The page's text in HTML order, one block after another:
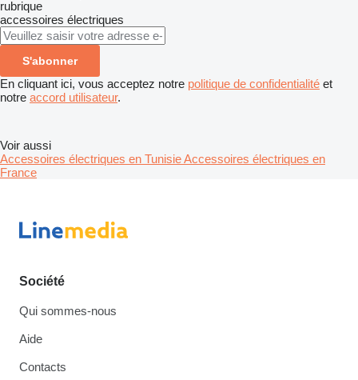
rubrique
accessoires électriques
S'abonner
En cliquant ici, vous acceptez notre politique de confidentialité et
notre accord utilisateur.
Voir aussi
Accessoires électriques en TunisieAccessoires électriques en
France
Société
Qui sommes-nous
Aide
Contacts